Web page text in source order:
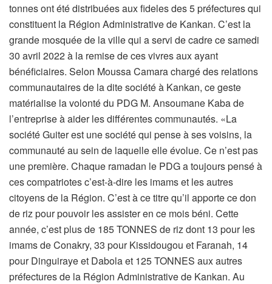
tonnes ont été distribuées aux fideles des 5 préfectures qui
constituent la Région Administrative de Kankan. C’est la
grande mosquée de la ville qui a servi de cadre ce samedi
30 avril 2022 à la remise de ces vivres aux ayant
bénéficiaires. Selon Moussa Camara chargé des relations
communautaires de la dite société à Kankan, ce geste
matérialise la volonté du PDG M. Ansoumane Kaba de
l’entreprise à aider les différentes communautés. «La
société Guiter est une société qui pense à ses voisins, la
communauté au sein de laquelle elle évolue. Ce n’est pas
une première. Chaque ramadan le PDG a toujours pensé à
ces compatriotes c’est-à-dire les imams et les autres
citoyens de la Région. C’est à ce titre qu’il apporte ce don
de riz pour pouvoir les assister en ce mois béni. Cette
année, c’est plus de 185 TONNES de riz dont 13 pour les
imams de Conakry, 33 pour Kissidougou et Faranah, 14
pour Dinguiraye et Dabola et 125 TONNES aux autres
préfectures de la Région Administrative de Kankan. Au